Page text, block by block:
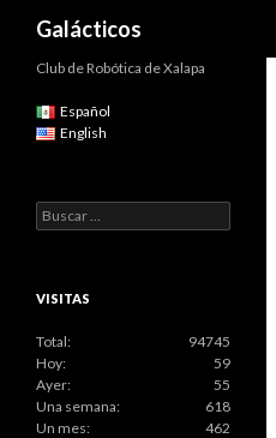
Galácticos
Club de Robótica de Xalapa
Español
English
Buscar:
VISITAS
94745
Total:
59
Hoy:
55
Ayer:
618
Una semana:
462
Un mes: